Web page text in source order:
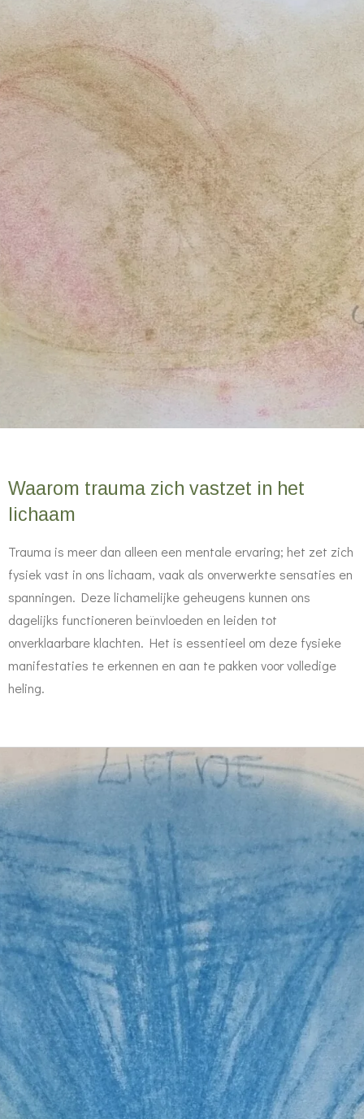
Waarom trauma zich vastzet in het
lichaam
Trauma is meer dan alleen een mentale ervaring; het zet zich
fysiek vast in ons lichaam, vaak als onverwerkte sensaties en
spanningen. Deze lichamelijke geheugens kunnen ons
dagelijks functioneren beïnvloeden en leiden tot
onverklaarbare klachten. Het is essentieel om deze fysieke
manifestaties te erkennen en aan te pakken voor volledige
heling.